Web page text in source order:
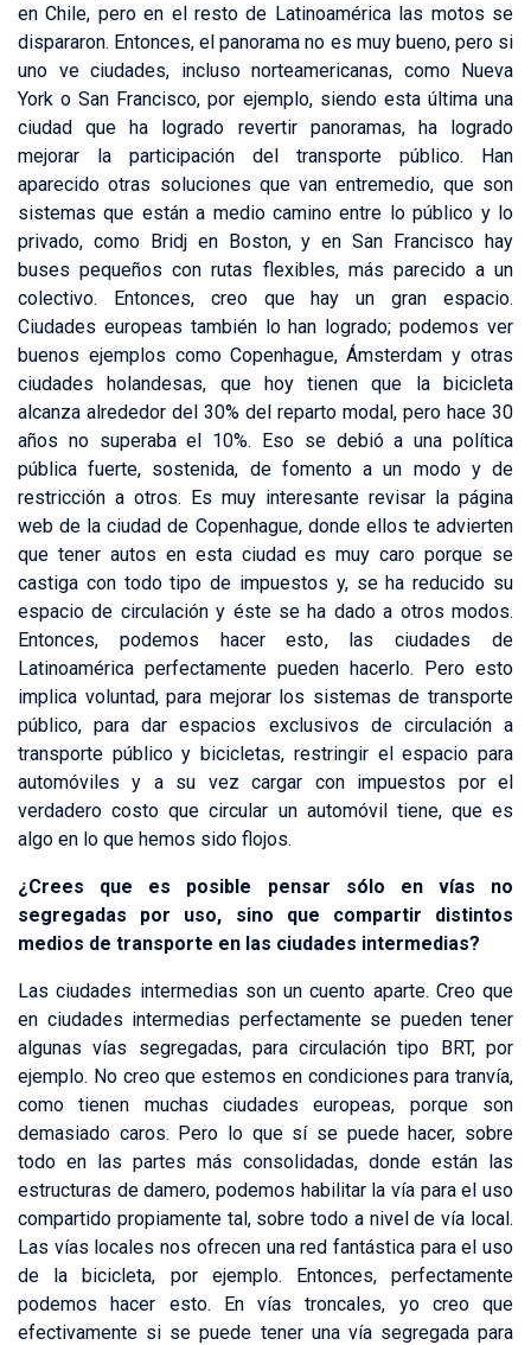
en Chile, pero en el resto de Latinoamérica las motos se
dispararon. Entonces, el panorama no es muy bueno, pero si
uno ve ciudades, incluso norteamericanas, como Nueva
York o San Francisco, por ejemplo, siendo esta última una
ciudad que ha logrado revertir panoramas, ha logrado
mejorar la participación del transporte público. Han
aparecido otras soluciones que van entremedio, que son
sistemas que están a medio camino entre lo público y lo
privado, como Bridj en Boston, y en San Francisco hay
buses pequeños con rutas flexibles, más parecido a un
colectivo. Entonces, creo que hay un gran espacio.
Ciudades europeas también lo han logrado; podemos ver
buenos ejemplos como Copenhague, Ámsterdam y otras
ciudades holandesas, que hoy tienen que la bicicleta
alcanza alrededor del 30% del reparto modal, pero hace 30
años no superaba el 10%. Eso se debió a una política
pública fuerte, sostenida, de fomento a un modo y de
restricción a otros. Es muy interesante revisar la página
web de la ciudad de Copenhague, donde ellos te advierten
que tener autos en esta ciudad es muy caro porque se
castiga con todo tipo de impuestos y, se ha reducido su
espacio de circulación y éste se ha dado a otros modos.
Entonces, podemos hacer esto, las ciudades de
Latinoamérica perfectamente pueden hacerlo. Pero esto
implica voluntad, para mejorar los sistemas de transporte
público, para dar espacios exclusivos de circulación a
transporte público y bicicletas, restringir el espacio para
automóviles y a su vez cargar con impuestos por el
verdadero costo que circular un automóvil tiene, que es
algo en lo que hemos sido flojos.
¿Crees que es posible pensar sólo en vías no
segregadas por uso, sino que compartir distintos
medios de transporte en las ciudades intermedias?
Las ciudades intermedias son un cuento aparte. Creo que
en ciudades intermedias perfectamente se pueden tener
algunas vías segregadas, para circulación tipo BRT, por
ejemplo. No creo que estemos en condiciones para tranvía,
como tienen muchas ciudades europeas, porque son
demasiado caros. Pero lo que sí se puede hacer, sobre
todo en las partes más consolidadas, donde están las
estructuras de damero, podemos habilitar la vía para el uso
compartido propiamente tal, sobre todo a nivel de vía local.
Las vías locales nos ofrecen una red fantástica para el uso
de la bicicleta, por ejemplo. Entonces, perfectamente
podemos hacer esto. En vías troncales, yo creo que
efectivamente si se puede tener una vía segregada para